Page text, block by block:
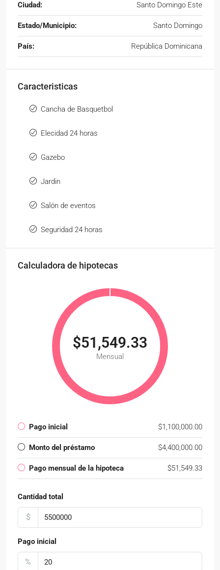
Ciudad: Santo Domingo Este
Estado/Municipio: Santo Domingo
País: República Dominicana
Caracteristicas
Cancha de Basquetbol
Elecidad 24 horas
Gazebo
Jardin
Salón de eventos
Seguridad 24 horas
Calculadora de hipotecas
$51,549.33
Mensual
Pago inicial $1,100,000.00
Monto del préstamo $4,400,000.00
Pago mensual de la hipoteca $51,549.33
Cantidad total
$
Pago inicial
%